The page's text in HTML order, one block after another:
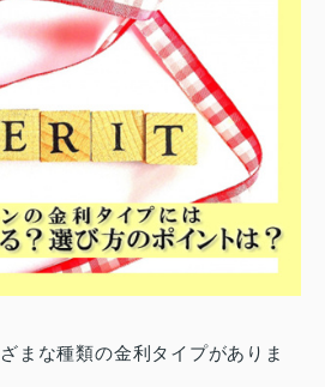
まな種類の金利タイプがありま